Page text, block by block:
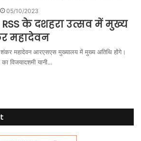
05/10/2023
के दशहरा उत्सव में मुख्य
महादेवन
महादेवन आरएसएस मुख्यालय में मुख्य अतिथि होंगे।
विजयादशमी यानी…